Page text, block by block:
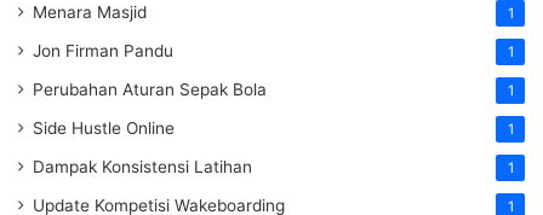
Menara Masjid 1
Jon Firman Pandu 1
Perubahan Aturan Sepak Bola 1
Side Hustle Online 1
Dampak Konsistensi Latihan 1
Update Kompetisi Wakeboarding 1